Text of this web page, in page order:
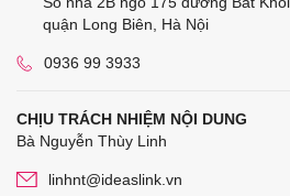
quận Long Biên, Hà Nội
0936 99 3933
CHỊU TRÁCH NHIỆM NỘI DUNG
Bà Nguyễn Thùy Linh
linhnt@ideaslink.vn